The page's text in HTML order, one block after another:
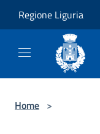
Regione Liguria
Home >